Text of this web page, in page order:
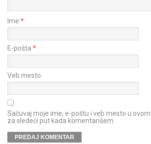
Ime *
E-pošta *
Veb mesto
Sačuvaj moje ime, e-poštu i veb mesto u
za sledeći put kada komentarišem.